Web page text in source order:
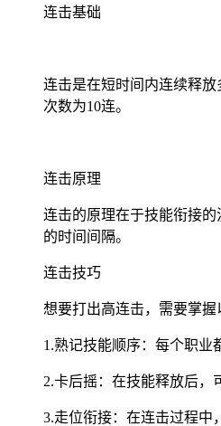
连击基础
连击是在短时间内连续释
次数为10连。
连击原理
连击的原理在于技能衔接
的时间间隔。
连击技巧
想要打出高连击，需要掌握
1.熟记技能顺序：每个职业
2.卡后摇：在技能释放后，
3.走位衔接：在连击过程中